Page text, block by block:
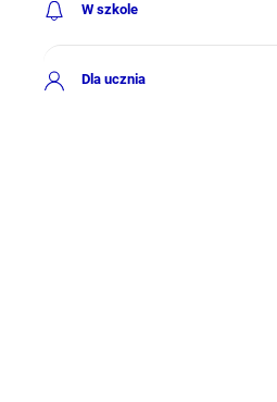
W szkole
Dla ucznia